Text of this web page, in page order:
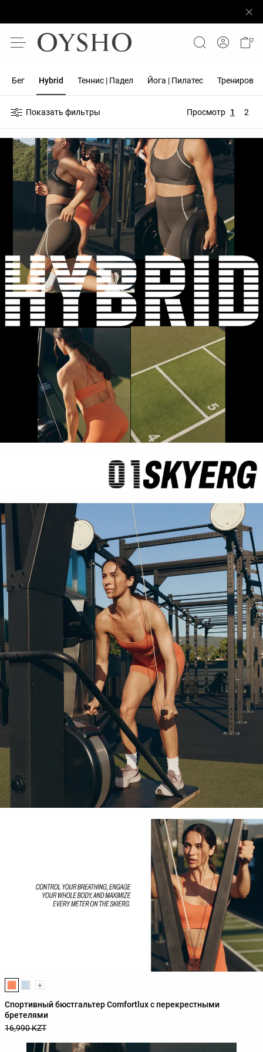
Бег Hybrid Теннис | Падел Йога | Пилатес Тренировка
Показать фильтры Просмотр 1 2
Список цветов товара
+
Спортивный бюстгальтер Comfortlux с перекрестными
бретелями
16,990 KZT